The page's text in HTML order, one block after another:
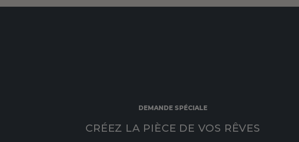
DEMANDE SPÉCIALE
CRÉEZ LA PIÈCE DE VOS RÊVES